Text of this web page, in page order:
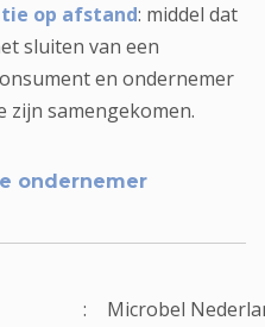
op afstand: middel dat
sluiten van een
en ondernemer
zijn samengekomen.
ondernemer
:
Microbel